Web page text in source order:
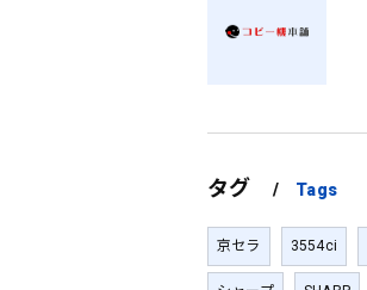
タグ Tags
京セラ 3554ci